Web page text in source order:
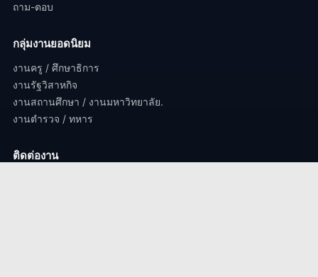
ถาม-ตอบ
กลุ่มงานยอดนิยม
งานครู / ศึกษาธิการ
งานรัฐวิสาหกิจ
งานสถานศึกษา / งานมหาวิทยาลัย.
งานตำรวจ / ทหาร
ติดต่องาน